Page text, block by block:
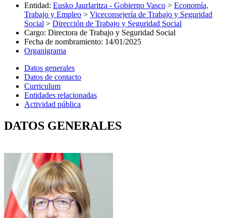
Entidad: Eusko Jaurlaritza - Gobierno Vasco > Economía,
Trabajo y Empleo > Viceconsejería de Trabajo y Seguridad
Social > Dirección de Trabajo y Seguridad Social
Cargo: Directora de Trabajo y Seguridad Social
Fecha de nombramiento: 14/01/2025
Organigrama
Datos generales
Datos de contacto
Curriculum
Entidades relacionadas
Actividad pública
DATOS GENERALES